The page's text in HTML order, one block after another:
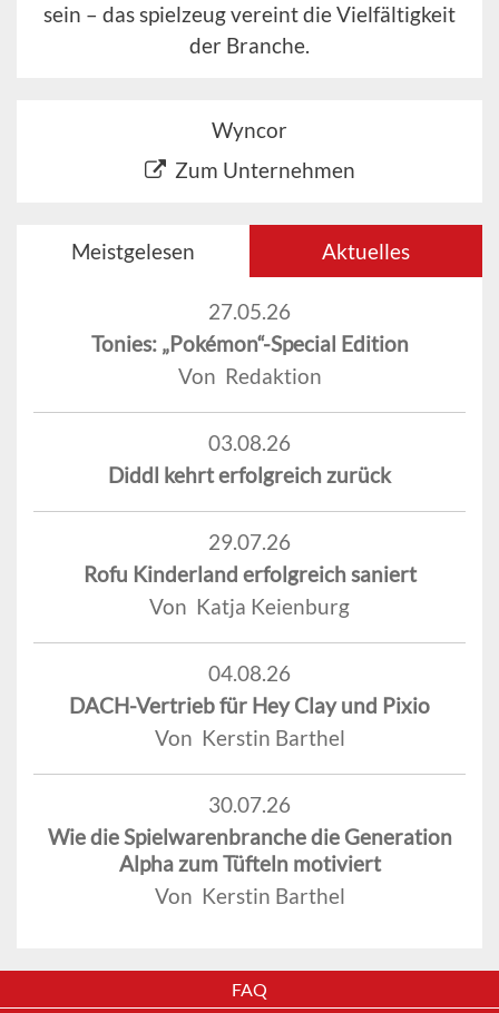
sein – das spielzeug vereint die Vielfältigkeit
der Branche.
Wyncor
Zum Unternehmen
Meistgelesen Aktuelles
27.05.26
Tonies: „Pokémon“-Special Edition
Von Redaktion
03.08.26
Diddl kehrt erfolgreich zurück
29.07.26
Rofu Kinderland erfolgreich saniert
Von Katja Keienburg
04.08.26
DACH-Vertrieb für Hey Clay und Pixio
Von Kerstin Barthel
30.07.26
Wie die Spielwarenbranche die Generation
Alpha zum Tüfteln motiviert
Von Kerstin Barthel
FAQ